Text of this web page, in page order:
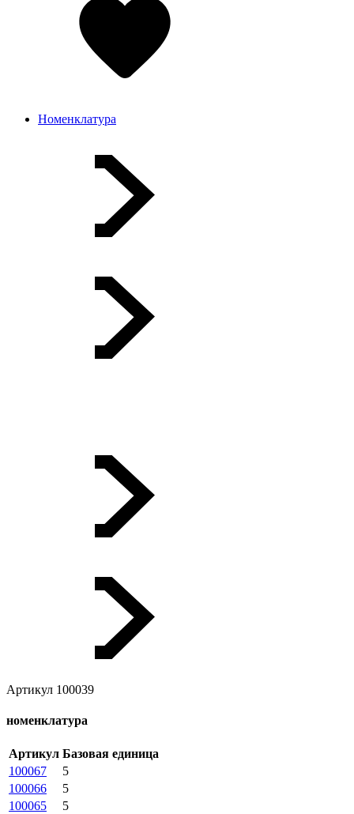
Номенклатура
Артикул 100039
номенклатура
Артикул Базовая единица
100067
5
100066
5
100065
5